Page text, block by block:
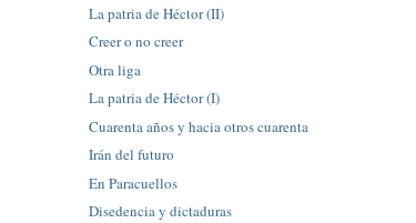
La patria de Héctor (II)
Creer o no creer
Otra liga
La patria de Héctor (I)
Cuarenta años y hacia otros cuarenta
Irán del futuro
En Paracuellos
Disedencia y dictaduras